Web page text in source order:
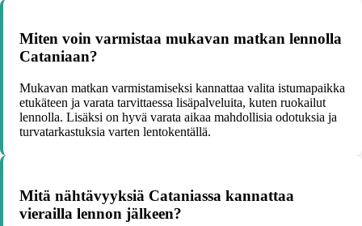
Miten voin varmistaa mukavan matkan lennolla
Cataniaan?
Mukavan matkan varmistamiseksi kannattaa valita istumapaikka
etukäteen ja varata tarvittaessa lisäpalveluita, kuten ruokailut
lennolla. Lisäksi on hyvä varata aikaa mahdollisia odotuksia ja
turvatarkastuksia varten lentokentällä.
Mitä nähtävyyksiä Cataniassa kannattaa
vierailla lennon jälkeen?